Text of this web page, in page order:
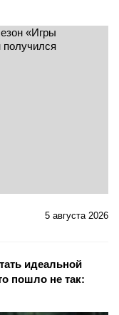
5 августа 2026
идеальной
пошло не так: